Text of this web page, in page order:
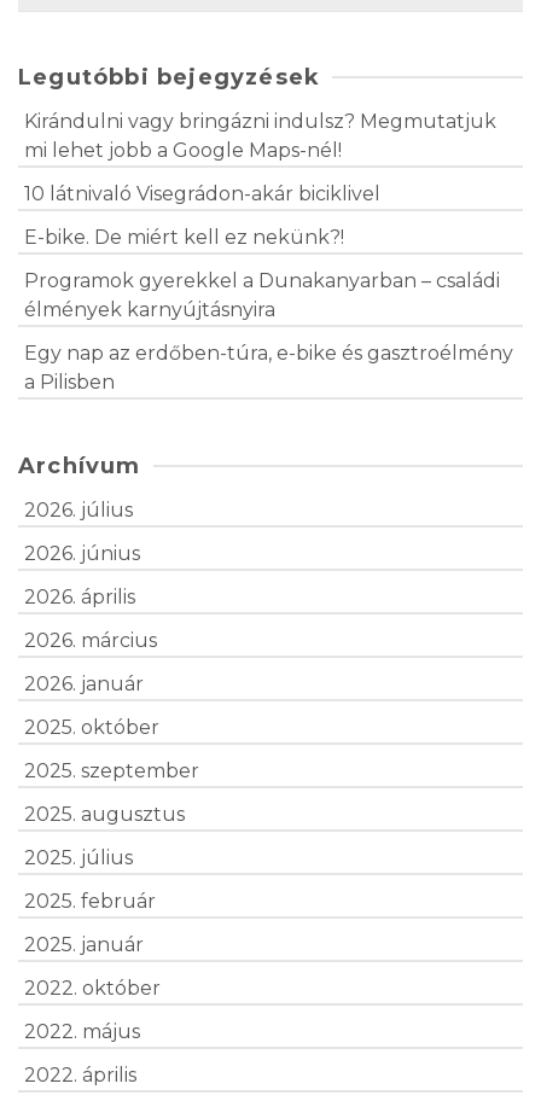
Legutóbbi bejegyzések
Kirándulni vagy bringázni indulsz? Megmutatjuk
mi lehet jobb a Google Maps-nél!
10 látnivaló Visegrádon-akár biciklivel
E-bike. De miért kell ez nekünk?!
Programok gyerekkel a Dunakanyarban – családi
élmények karnyújtásnyira
Egy nap az erdőben-túra, e-bike és gasztroélmény
a Pilisben
Archívum
2026. július
2026. június
2026. április
2026. március
2026. január
2025. október
2025. szeptember
2025. augusztus
2025. július
2025. február
2025. január
2022. október
2022. május
2022. április